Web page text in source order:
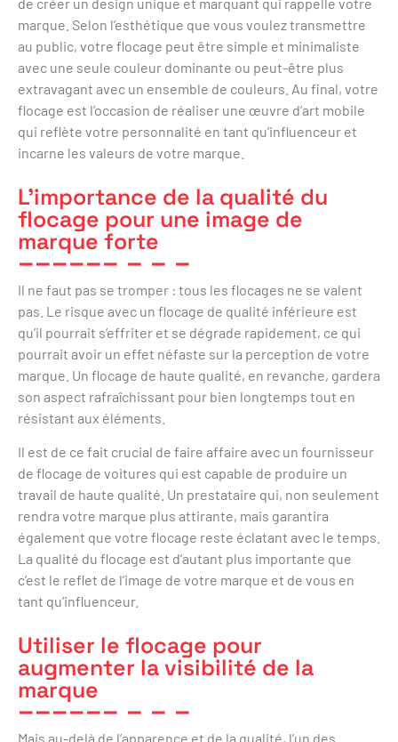
de créer un design unique et marquant qui rappelle votre
marque. Selon l’esthétique que vous voulez transmettre
au public, votre flocage peut être simple et minimaliste
avec une seule couleur dominante ou peut-être plus
extravagant avec un ensemble de couleurs. Au final, votre
flocage est l’occasion de réaliser une œuvre d’art mobile
qui reflète votre personnalité en tant qu’influenceur et
incarne les valeurs de votre marque.
L’importance de la qualité du
flocage pour une image de
marque forte
Il ne faut pas se tromper : tous les flocages ne se valent
pas. Le risque avec un flocage de qualité inférieure est
qu’il pourrait s’effriter et se dégrade rapidement, ce qui
pourrait avoir un effet néfaste sur la perception de votre
marque. Un flocage de haute qualité, en revanche, gardera
son aspect rafraîchissant pour bien longtemps tout en
résistant aux éléments.
Il est de ce fait crucial de faire affaire avec un fournisseur
de flocage de voitures qui est capable de produire un
travail de haute qualité. Un prestataire qui, non seulement
rendra votre marque plus attirante, mais garantira
également que votre flocage reste éclatant avec le temps.
La qualité du flocage est d’autant plus importante que
c’est le reflet de l’image de votre marque et de vous en
tant qu’influenceur.
Utiliser le flocage pour
augmenter la visibilité de la
marque
Mais au-delà de l’apparence et de la qualité, l’un des